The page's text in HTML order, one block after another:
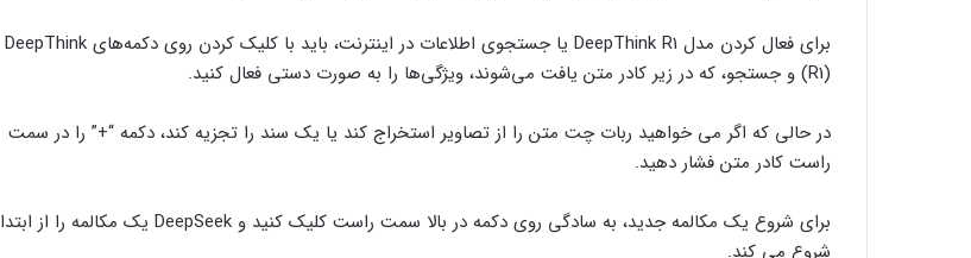
برای فعال کردن مدل DeepThink R1 یا جستجوی اطلاعات در اینترنت، باید با کلیک کردن روی دکمه‌های DeepThink
(R1) و جستجو، که در زیر کادر متن یافت می‌شوند، ویژگی‌ها را به صورت دستی فعال کنید.
در حالی که اگر می خواهید ربات چت متن را از تصاویر استخراج کند یا یک سند را تجزیه کند، دکمه “+” را در سمت
راست کادر متن فشار دهید.
برای شروع یک مکالمه جدید، به سادگی روی دکمه در بالا سمت راست کلیک کنید و DeepSeek یک مکالمه را از ابتدا
شروع می کند.
خطر آسیب کبدی ناشی از مصرف الکل برای
پیش‌بینی‌هاست